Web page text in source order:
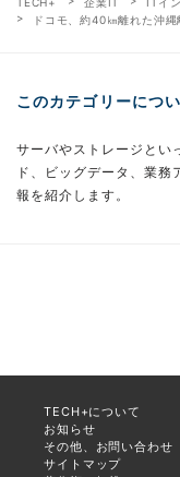
ドコモ、約40㎞離れた沖
このカテゴリーにつ
サーバやストレージとい
ド、ビッグデータ、業
報を紹介します。
TECH+について
お知らせ
その他、お問い合わせ
サイトマップ